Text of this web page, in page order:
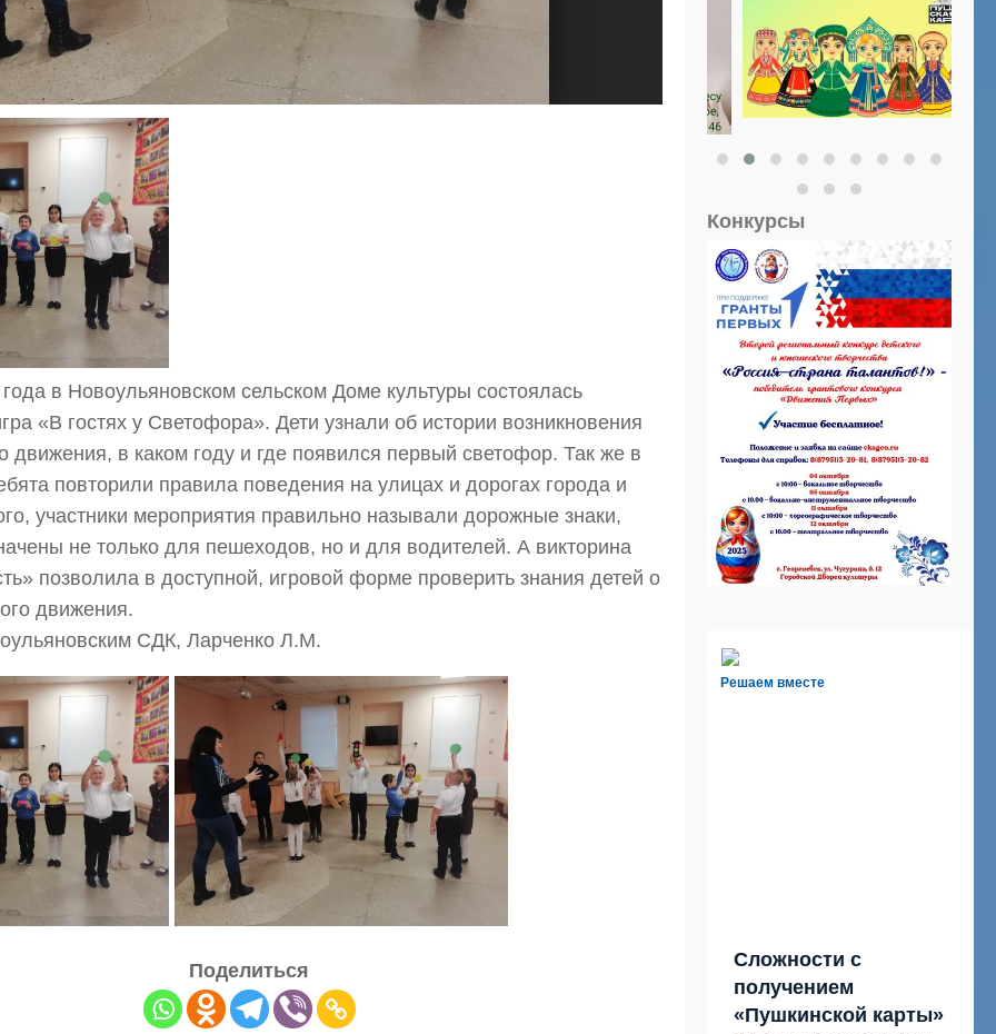
в Новоульяновском сельском Доме культуры состоялась
«В гостях у Светофора». Дети узнали об истории возникновения
движения, в каком году и где появился первый светофор. Так же в
повторили правила поведения на улицах и дорогах города и
участники мероприятия правильно называли дорожные знаки,
не только для пешеходов, но и для водителей. А викторина
позволила в доступной, игровой форме проверить знания детей о
движения.
СДК, Ларченко Л.М.
Поделиться
Конкурсы
Решаем вместе
Сложности с
получением
«Пушкинской карты»